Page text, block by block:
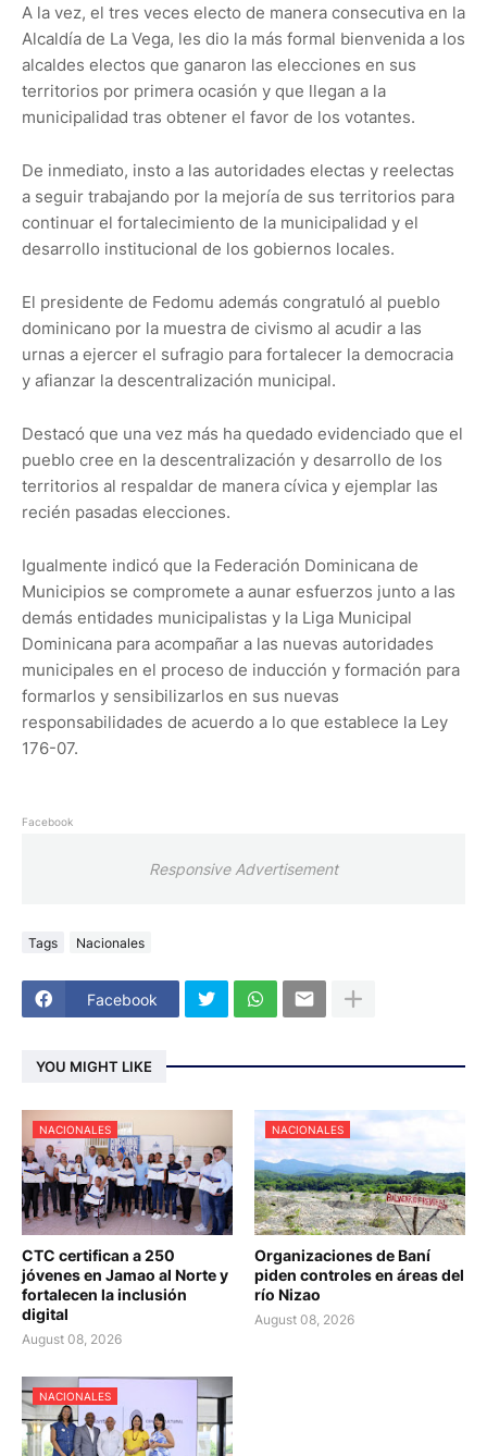
A la vez, el tres veces electo de manera consecutiva en la
Alcaldía de La Vega, les dio la más formal bienvenida a los
alcaldes electos que ganaron las elecciones en sus
territorios por primera ocasión y que llegan a la
municipalidad tras obtener el favor de los votantes.
De inmediato, insto a las autoridades electas y reelectas
a seguir trabajando por la mejoría de sus territorios para
continuar el fortalecimiento de la municipalidad y el
desarrollo institucional de los gobiernos locales.
El presidente de Fedomu además congratuló al pueblo
dominicano por la muestra de civismo al acudir a las
urnas a ejercer el sufragio para fortalecer la democracia
y afianzar la descentralización municipal.
Destacó que una vez más ha quedado evidenciado que el
pueblo cree en la descentralización y desarrollo de los
territorios al respaldar de manera cívica y ejemplar las
recién pasadas elecciones.
Igualmente indicó que la Federación Dominicana de
Municipios se compromete a aunar esfuerzos junto a las
demás entidades municipalistas y la Liga Municipal
Dominicana para acompañar a las nuevas autoridades
municipales en el proceso de inducción y formación para
formarlos y sensibilizarlos en sus nuevas
responsabilidades de acuerdo a lo que establece la Ley
176-07.
Facebook
Responsive Advertisement
Tags Nacionales
Facebook
YOU MIGHT LIKE
NACIONALES
CTC certifican a 250
jóvenes en Jamao al Norte y
fortalecen la inclusión
digital
August 08, 2026
NACIONALES
Organizaciones de Baní
piden controles en áreas del
río Nizao
August 08, 2026
NACIONALES